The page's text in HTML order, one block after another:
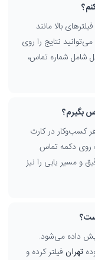
فیلترهای بالا مانند
نتایج را روی
شامل شماره تماس،
بگیرم؟
کسب‌وکار در کارت
روی دکمه تماس
و مسیر یابی را نیز
داده می‌شود.
تهران فیلتر کرده و